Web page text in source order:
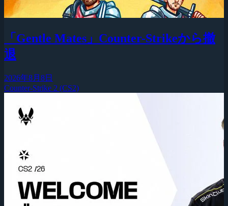
「Gentle Mates」Counter-Strikeから撤
退
2026年8月8日
Counter-Strike 2 (CS2)